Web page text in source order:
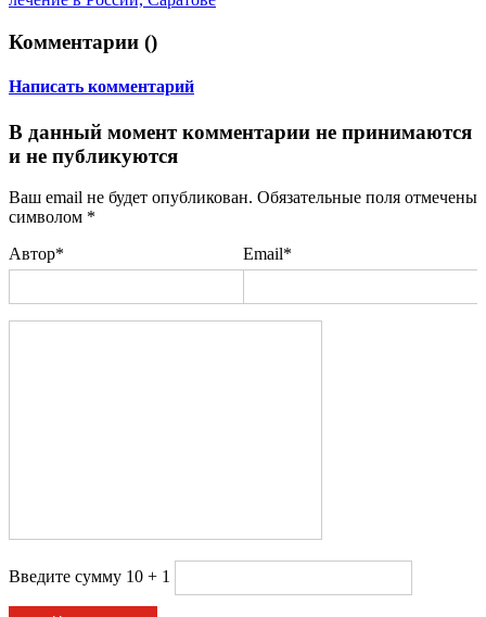
Комментарии ()
Написать комментарий
В данный момент комментарии не принимаются
и не публикуются
Ваш email не будет опубликован. Обязательные поля отмечены
символом *
Автор*
Email*
Введите сумму 10 + 1